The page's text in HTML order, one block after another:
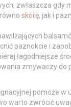
zwłaszcza gdy
skórę, jak i
paznokcie i
łagodniejsze
zmywaczy
pomoże
warto zwrócić